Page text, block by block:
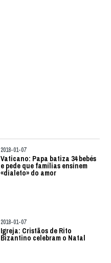
2018-01-07
Vaticano: Papa batiza 34 bebés
e pede que famílias ensinem
«dialeto» do amor
2018-01-07
Igreja: Cristãos de Rito
Bizantino celebram o Natal